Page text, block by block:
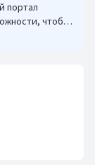
портал
чтобы